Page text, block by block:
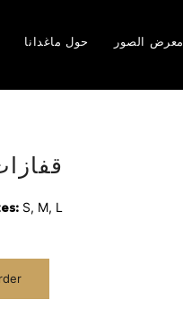
معرض الصور حول ماغدانا
S, M, L